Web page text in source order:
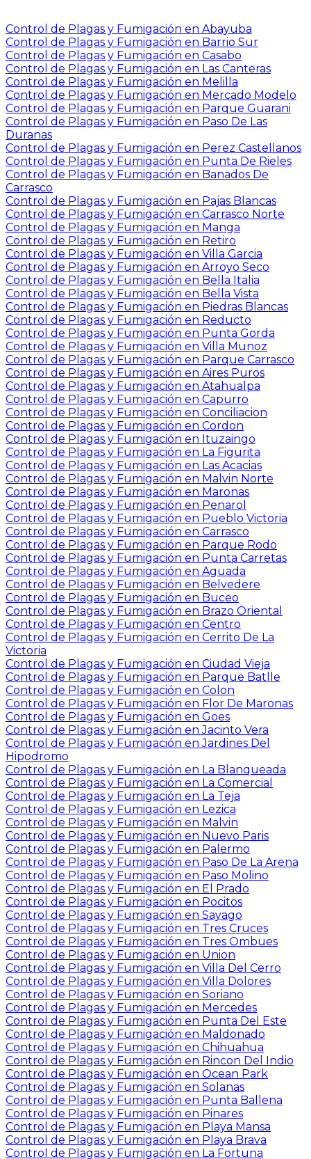
Control de Plagas y Fumigación en Abayuba
Control de Plagas y Fumigación en Barrio Sur
Control de Plagas y Fumigación en Casabo
Control de Plagas y Fumigación en Las Canteras
Control de Plagas y Fumigación en Melilla
Control de Plagas y Fumigación en Mercado Modelo
Control de Plagas y Fumigación en Parque Guarani
Control de Plagas y Fumigación en Paso De Las
Duranas
Control de Plagas y Fumigación en Perez Castellanos
Control de Plagas y Fumigación en Punta De Rieles
Control de Plagas y Fumigación en Banados De
Carrasco
Control de Plagas y Fumigación en Pajas Blancas
Control de Plagas y Fumigación en Carrasco Norte
Control de Plagas y Fumigación en Manga
Control de Plagas y Fumigación en Retiro
Control de Plagas y Fumigación en Villa Garcia
Control de Plagas y Fumigación en Arroyo Seco
Control de Plagas y Fumigación en Bella Italia
Control de Plagas y Fumigación en Bella Vista
Control de Plagas y Fumigación en Piedras Blancas
Control de Plagas y Fumigación en Reducto
Control de Plagas y Fumigación en Punta Gorda
Control de Plagas y Fumigación en Villa Munoz
Control de Plagas y Fumigación en Parque Carrasco
Control de Plagas y Fumigación en Aires Puros
Control de Plagas y Fumigación en Atahualpa
Control de Plagas y Fumigación en Capurro
Control de Plagas y Fumigación en Conciliacion
Control de Plagas y Fumigación en Cordon
Control de Plagas y Fumigación en Ituzaingo
Control de Plagas y Fumigación en La Figurita
Control de Plagas y Fumigación en Las Acacias
Control de Plagas y Fumigación en Malvin Norte
Control de Plagas y Fumigación en Maronas
Control de Plagas y Fumigación en Penarol
Control de Plagas y Fumigación en Pueblo Victoria
Control de Plagas y Fumigación en Carrasco
Control de Plagas y Fumigación en Parque Rodo
Control de Plagas y Fumigación en Punta Carretas
Control de Plagas y Fumigación en Aguada
Control de Plagas y Fumigación en Belvedere
Control de Plagas y Fumigación en Buceo
Control de Plagas y Fumigación en Brazo Oriental
Control de Plagas y Fumigación en Centro
Control de Plagas y Fumigación en Cerrito De La
Victoria
Control de Plagas y Fumigación en Ciudad Vieja
Control de Plagas y Fumigación en Parque Batlle
Control de Plagas y Fumigación en Colon
Control de Plagas y Fumigación en Flor De Maronas
Control de Plagas y Fumigación en Goes
Control de Plagas y Fumigación en Jacinto Vera
Control de Plagas y Fumigación en Jardines Del
Hipodromo
Control de Plagas y Fumigación en La Blanqueada
Control de Plagas y Fumigación en La Comercial
Control de Plagas y Fumigación en La Teja
Control de Plagas y Fumigación en Lezica
Control de Plagas y Fumigación en Malvin
Control de Plagas y Fumigación en Nuevo Paris
Control de Plagas y Fumigación en Palermo
Control de Plagas y Fumigación en Paso De La Arena
Control de Plagas y Fumigación en Paso Molino
Control de Plagas y Fumigación en El Prado
Control de Plagas y Fumigación en Pocitos
Control de Plagas y Fumigación en Sayago
Control de Plagas y Fumigación en Tres Cruces
Control de Plagas y Fumigación en Tres Ombues
Control de Plagas y Fumigación en Union
Control de Plagas y Fumigación en Villa Del Cerro
Control de Plagas y Fumigación en Villa Dolores
Control de Plagas y Fumigación en Soriano
Control de Plagas y Fumigación en Mercedes
Control de Plagas y Fumigación en Punta Del Este
Control de Plagas y Fumigación en Maldonado
Control de Plagas y Fumigación en Chihuahua
Control de Plagas y Fumigación en Rincon Del Indio
Control de Plagas y Fumigación en Ocean Park
Control de Plagas y Fumigación en Solanas
Control de Plagas y Fumigación en Punta Ballena
Control de Plagas y Fumigación en Pinares
Control de Plagas y Fumigación en Playa Mansa
Control de Plagas y Fumigación en Playa Brava
Control de Plagas y Fumigación en La Fortuna